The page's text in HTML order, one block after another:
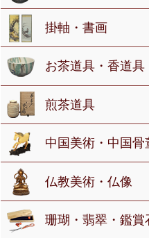
掛軸・書画
お茶道具・香道具
煎茶道具
中国美術・中国骨
仏教美術・仏像
珊瑚・翡翠・鑑賞